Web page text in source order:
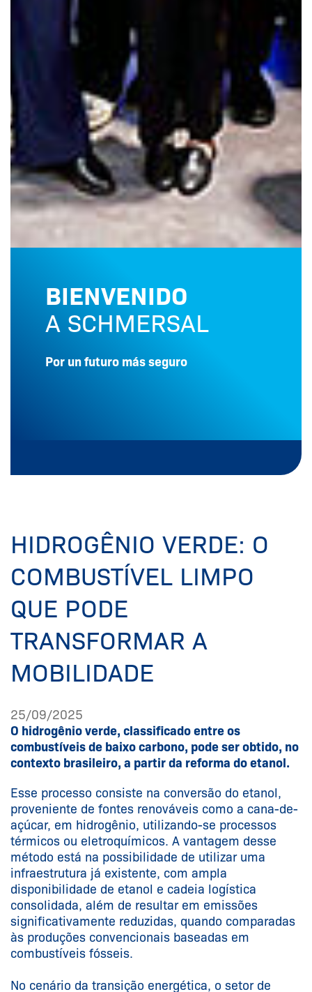
BIENVENIDO
A SCHMERSAL
Por un futuro más seguro
HIDROGÊNIO VERDE: O
COMBUSTÍVEL LIMPO
QUE PODE
TRANSFORMAR A
MOBILIDADE
25/09/2025
O hidrogênio verde, classificado entre os
combustíveis de baixo carbono, pode ser obtido, no
contexto brasileiro, a partir da reforma do etanol.
Esse processo consiste na conversão do etanol,
proveniente de fontes renováveis como a cana-de-
açúcar, em hidrogênio, utilizando-se processos
térmicos ou eletroquímicos. A vantagem desse
método está na possibilidade de utilizar uma
infraestrutura já existente, com ampla
disponibilidade de etanol e cadeia logística
consolidada, além de resultar em emissões
significativamente reduzidas, quando comparadas
às produções convencionais baseadas em
combustíveis fósseis.
No cenário da transição energética, o setor de